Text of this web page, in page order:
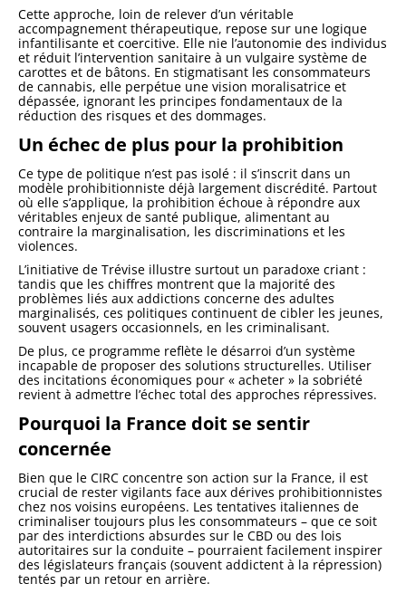
Cette approche, loin de relever d’un véritable
accompagnement thérapeutique, repose sur une logique
infantilisante et coercitive. Elle nie l’autonomie des individus
et réduit l’intervention sanitaire à un vulgaire système de
carottes et de bâtons. En stigmatisant les consommateurs
de cannabis, elle perpétue une vision moralisatrice et
dépassée, ignorant les principes fondamentaux de la
réduction des risques et des dommages.
Un échec de plus pour la prohibition
Ce type de politique n’est pas isolé : il s’inscrit dans un
modèle prohibitionniste déjà largement discrédité. Partout
où elle s’applique, la prohibition échoue à répondre aux
véritables enjeux de santé publique, alimentant au
contraire la marginalisation, les discriminations et les
violences.
L’initiative de Trévise illustre surtout un paradoxe criant :
tandis que les chiffres montrent que la majorité des
problèmes liés aux addictions concerne des adultes
marginalisés, ces politiques continuent de cibler les jeunes,
souvent usagers occasionnels, en les criminalisant.
De plus, ce programme reflète le désarroi d’un système
incapable de proposer des solutions structurelles. Utiliser
des incitations économiques pour « acheter » la sobriété
revient à admettre l’échec total des approches répressives.
Pourquoi la France doit se sentir
concernée
Bien que le CIRC concentre son action sur la France, il est
crucial de rester vigilants face aux dérives prohibitionnistes
chez nos voisins européens. Les tentatives italiennes de
criminaliser toujours plus les consommateurs – que ce soit
par des interdictions absurdes sur le CBD ou des lois
autoritaires sur la conduite – pourraient facilement inspirer
des législateurs français (souvent addictent à la répression)
tentés par un retour en arrière.